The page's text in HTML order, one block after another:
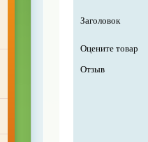
Заголовок
Оцените товар
Отзыв